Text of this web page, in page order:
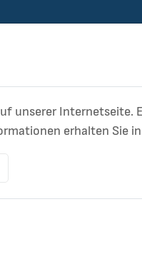
unserer Internetseite.
erhalten Sie